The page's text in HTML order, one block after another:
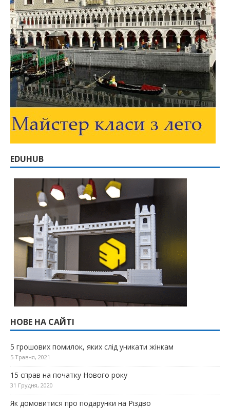
EDUHUB
НОВЕ НА САЙТІ
5 грошових помилок, яких слід уникати жінкам
5 Травня, 2021
15 справ на початку Нового року
31 Грудня, 2020
Як домовитися про подарунки на Різдво